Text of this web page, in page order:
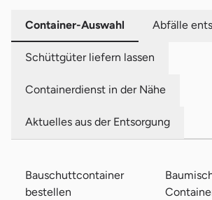
99628
Containerdienst R. Hörold
Containerdienst Pfaffe GmbH
99427
Container-Auswahl Abfälle
Schüttgüter liefern lassen
Containerdienst in der Nähe
Aktuelles aus der Entsorgung
Bauschuttcontainer
bestellen